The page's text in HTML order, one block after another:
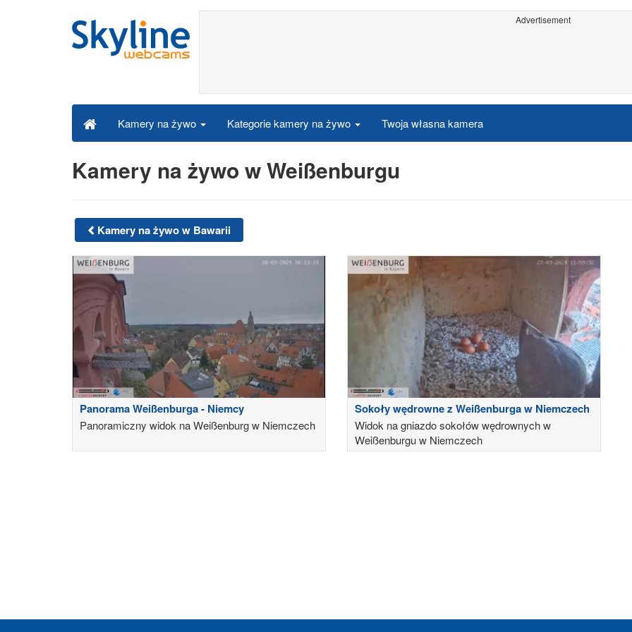
Advertisement
Kamery na żywo Kategorie kamery na żywo Twoja własna kamera
Kamery na żywo w Weißenburgu
Kamery na żywo w Bawarii
Panorama Weißenburga - Niemcy
Panoramiczny widok na Weißenburg w Niemczech
Sokoły wędrowne z Weißenburga w Niemczech
Widok na gniazdo sokołów wędrownych w
Weißenburgu w Niemczech